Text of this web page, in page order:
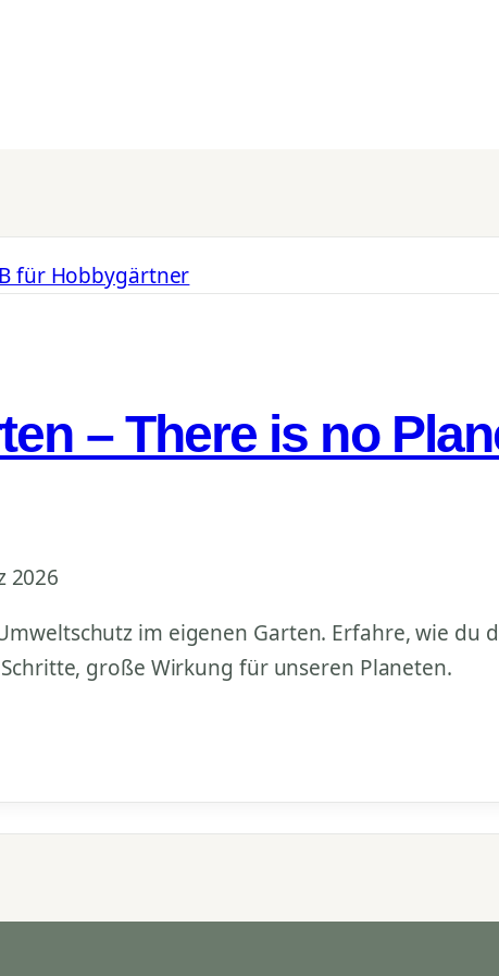
– There is no
2026
im eigenen Garten. Erfahre, wie du
große Wirkung für unseren Planeten.